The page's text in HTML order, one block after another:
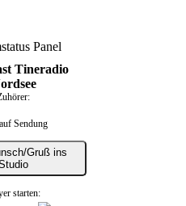
Panel
Tineradio
Sendung
Gruß ins
starten: